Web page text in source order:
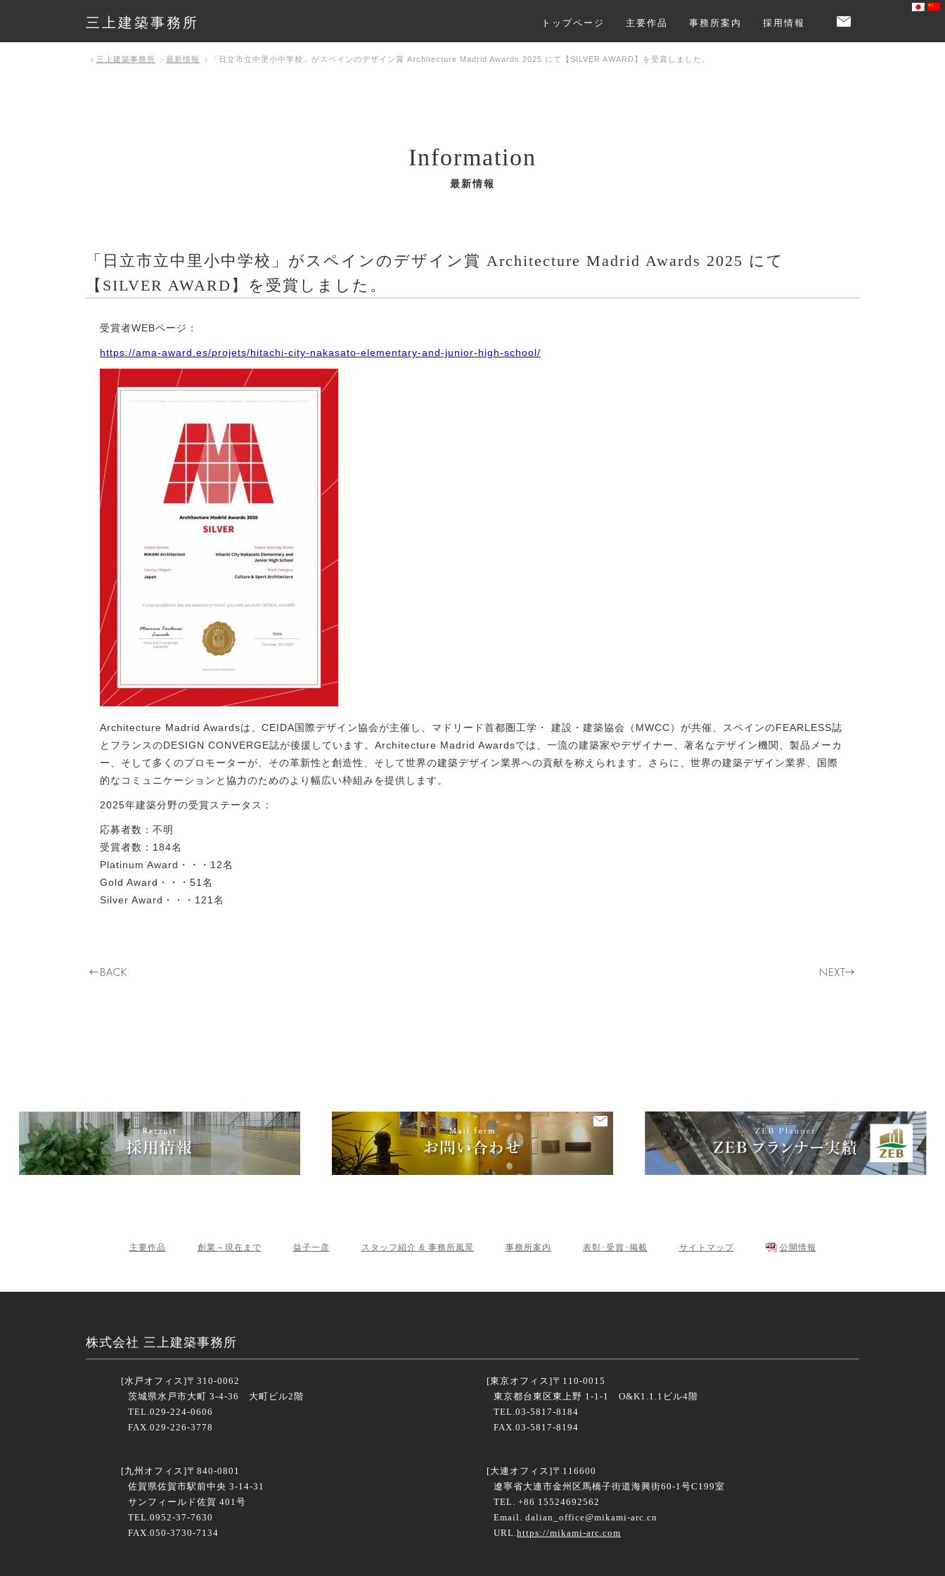
三上建築事務所 トップページ 主要作品 事務所案内 採用情報
三上建築事務所 最新情報 「日立市立中里小中学校」がスペインのデザイン賞 Architecture Madrid Awards 2025 にて【SILVER AWARD】を受賞しました。
Information
最新情報
「日立市立中里小中学校」がスペインのデザイン賞 Architecture Madrid Awards 2025 にて
【SILVER AWARD】を受賞しました。
受賞者WEBページ：
https://ama-award.es/projets/hitachi-city-nakasato-elementary-and-junior-high-school/
Architecture Madrid Awardsは、CEIDA国際デザイン協会が主催し、マドリード首都圏工学・ 建設・建築協会（MWCC）が共催、スペインのFEARLESS誌
とフランスのDESIGN CONVERGE誌が後援しています。Architecture Madrid Awardsでは、一流の建築家やデザイナー、著名なデザイン機関、製品メーカ
ー、そして多くのプロモーターが、その革新性と創造性、そして世界の建築デザイン業界への貢献を称えられます。さらに、世界の建築デザイン業界、国際
的なコミュニケーションと協力のためのより幅広い枠組みを提供します。
2025年建築分野の受賞ステータス：
応募者数：不明
受賞者数：184名
Platinum Award・・・12名
Gold Award・・・51名
Silver Award・・・121名
主要作品 創業～現在まで 益子一彦 スタッフ紹介 & 事務所風景 事務所案内 表彰･受賞･掲載 サイトマップ 公開情報
株式会社 三上建築事務所
[水戸オフィス]〒310-0062
茨城県水戸市大町 3-4-36 大町ビル2階
TEL.029-224-0606
FAX.029-226-3778
[東京オフィス]〒110-0015
東京都台東区東上野 1-1-1 O&K1.1.1ビル4階
TEL.03-5817-8184
FAX.03-5817-8194
[九州オフィス]〒840-0801
佐賀県佐賀市駅前中央 3-14-31
サンフィールド佐賀 401号
TEL.0952-37-7630
FAX.050-3730-7134
[大連オフィス]〒116600
遼寧省大連市金州区馬橋子街道海興街60-1号C199室
TEL. +86 15524692562
Email. dalian_office@mikami-arc.cn
URL.https://mikami-arc.com